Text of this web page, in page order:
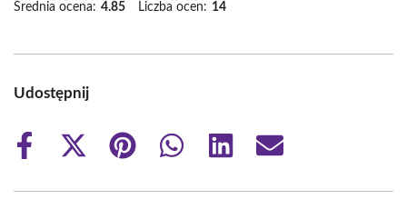
Średnia ocena: 4.85 Liczba ocen: 14
Udostępnij
Share
Share
(Twitter)
Share
Share
Share
Share